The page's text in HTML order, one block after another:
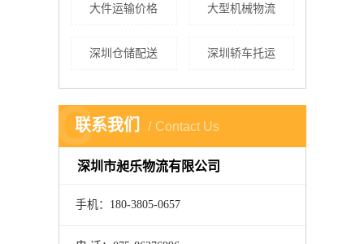
大件运输价格 大型机械物流
深圳仓储配送 深圳轿车托运
联系我们 Contact Us
C
深圳市昶乐物流有限公司
手机：180-3805-0657